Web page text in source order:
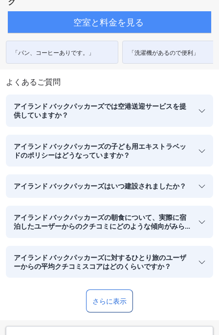
空室と料金を見る
「パン、コーヒーありです。」 「洗濯機があるので便利」
よくあるご質問
アイランド バックパッカーズでは空港送迎サービスを提
供していますか？
アイランド バックパッカーズの子ども用エキストラベッ
ドのポリシーはどうなっていますか？
アイランド バックパッカーズはいつ建設されましたか？
アイランド バックパッカーズの朝食について、実際に宿
泊したユーザーからのクチコミにどのような傾向がみら
アイランド バックパッカーズに対するひとり旅のユーザ
ーからの平均クチコミスコアはどのくらいですか？
さらに表示